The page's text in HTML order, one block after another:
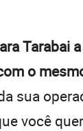
Tarabai
o
sua
você